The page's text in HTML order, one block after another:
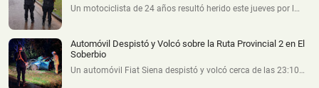
Un motociclista de 24 años resultó herido este jueves por l…
Automóvil Despistó y Volcó sobre la Ruta Provincial 2 en El
Soberbio
Un automóvil Fiat Siena despistó y volcó cerca de las 23:10…